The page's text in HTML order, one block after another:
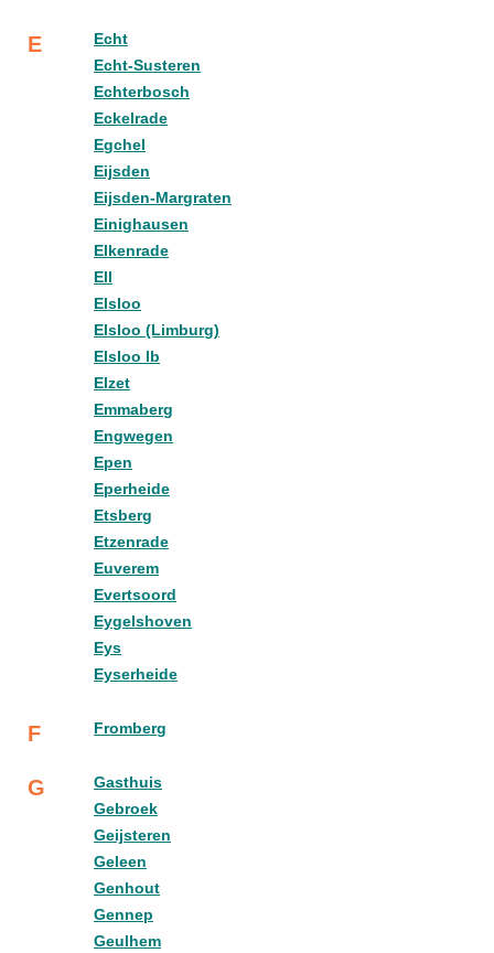
E
Echt
Echt-Susteren
Echterbosch
Eckelrade
Egchel
Eijsden
Eijsden-Margraten
Einighausen
Elkenrade
Ell
Elsloo
Elsloo (Limburg)
Elsloo lb
Elzet
Emmaberg
Engwegen
Epen
Eperheide
Etsberg
Etzenrade
Euverem
Evertsoord
Eygelshoven
Eys
Eyserheide
F Fromberg
G
Gasthuis
Gebroek
Geijsteren
Geleen
Genhout
Gennep
Geulhem